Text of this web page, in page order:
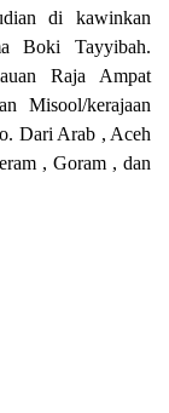
di kawinkan
Boki Tayyibah.
Raja Ampat
Misool/kerajaan
Dari Arab , Aceh
, Goram , dan